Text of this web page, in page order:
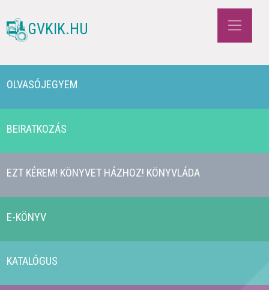
GVKIK.HU
OLVASÓJEGYEM
BEIRATKOZÁS
EZT KÉREM! KÖNYVET HÁZHOZ! KÖNYVLÁDA
E-KÖNYV
KATALÓGUS